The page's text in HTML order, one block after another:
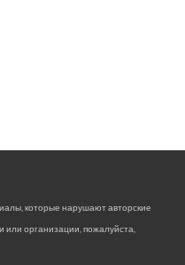
которые нарушают авторские
организации, пожалуйста,